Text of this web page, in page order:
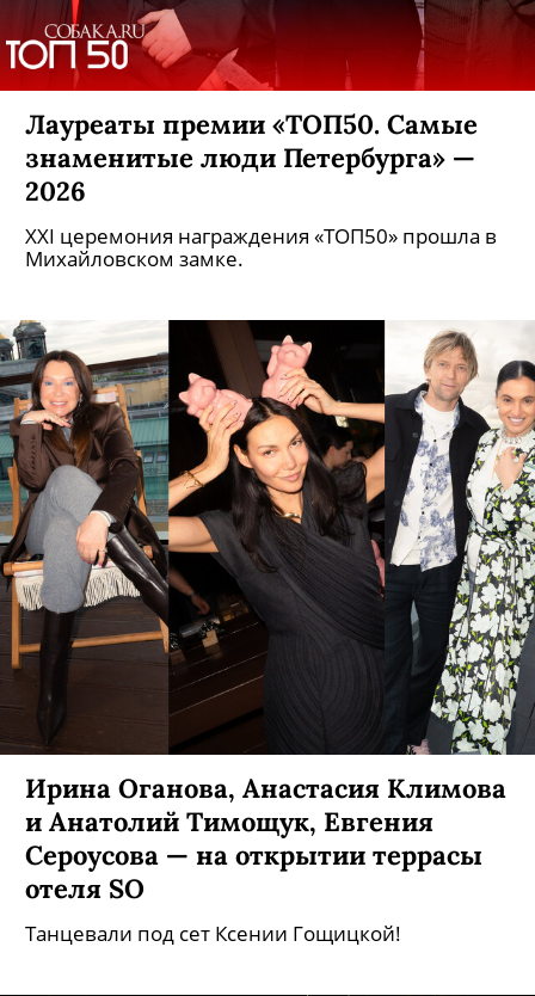
Лауреаты премии «ТОП50. Самые
знаменитые люди Петербурга» —
2026
XXI церемония награждения «ТОП50» прошла в
Михайловском замке.
Ирина Оганова, Анастасия Климова
и Анатолий Тимощук, Евгения
Сероусова — на открытии террасы
отеля SO
Танцевали под сет Ксении Гощицкой!